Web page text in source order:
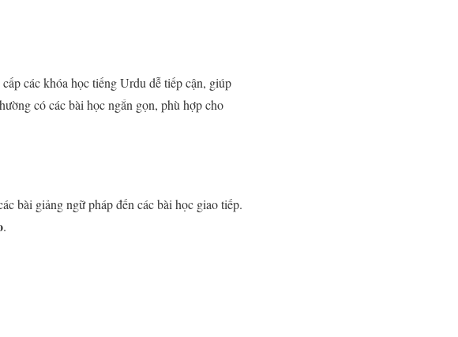
các khóa học tiếng Urdu dễ tiếp cận, giúp
có các bài học ngắn gọn, phù hợp cho
bài giảng ngữ pháp đến các bài học giao tiếp.
.